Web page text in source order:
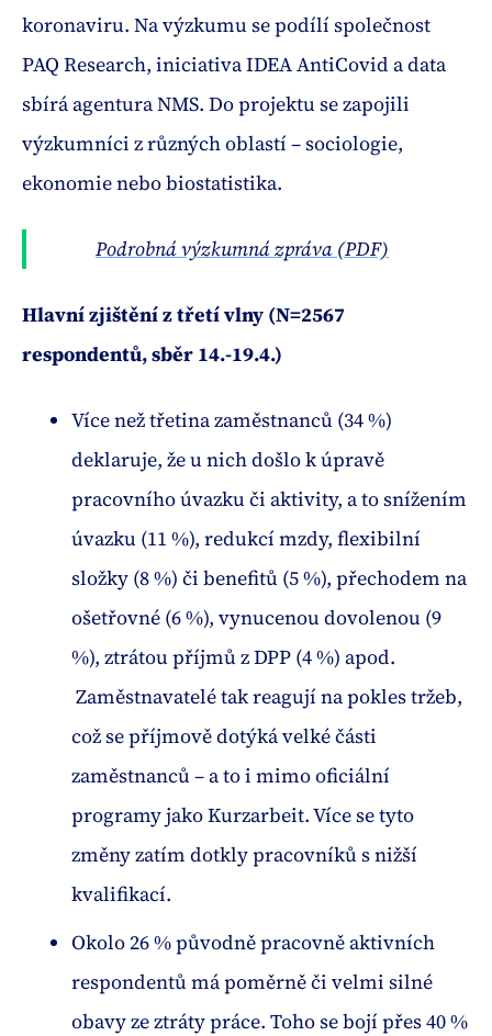
koronaviru. Na výzkumu se podílí společnost
PAQ Research, iniciativa IDEA AntiCovid a data
sbírá agentura NMS. Do projektu se zapojili
výzkumníci z různých oblastí – sociologie,
ekonomie nebo biostatistika.
Podrobná výzkumná zpráva (PDF)
Hlavní zjištění z třetí vlny (N=2567
respondentů, sběr 14.-19.4.)
Více než třetina zaměstnanců (34 %)
deklaruje, že u nich došlo k úpravě
pracovního úvazku či aktivity, a to snížením
úvazku (11 %), redukcí mzdy, flexibilní
složky (8 %) či benefitů (5 %), přechodem na
ošetřovné (6 %), vynucenou dovolenou (9
%), ztrátou příjmů z DPP (4 %) apod.
Zaměstnavatelé tak reagují na pokles tržeb,
což se příjmově dotýká velké části
zaměstnanců – a to i mimo oficiální
programy jako Kurzarbeit. Více se tyto
změny zatím dotkly pracovníků s nižší
kvalifikací.
Okolo 26 % původně pracovně aktivních
respondentů má poměrně či velmi silné
obavy ze ztráty práce. Toho se bojí přes 40 %